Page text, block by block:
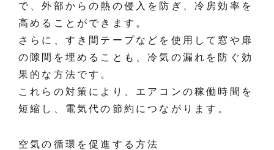
で、外部からの熱の侵入を防ぎ、冷房効率を
高めることができます。
さらに、すき間テープなどを使用して窓や扉
の隙間を埋めることも、冷気の漏れを防ぐ効
果的な方法です。
これらの対策により、エアコンの稼働時間を
短縮し、電気代の節約につながります。
空気の循環を促進する方法